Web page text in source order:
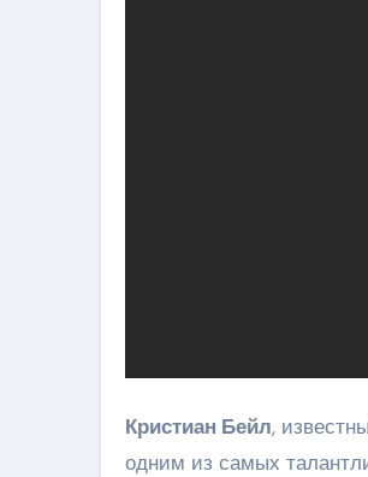
Кристиан Бейл,
одним из самых